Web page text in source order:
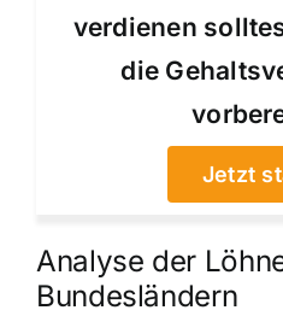
verdienen
die
Jetzt
Analyse der
Bundesländern